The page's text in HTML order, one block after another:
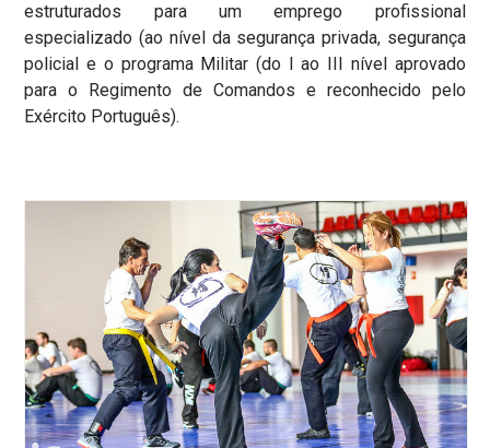
estruturados para um emprego profissional
especializado (ao nível da segurança privada, segurança
policial e o programa Militar (do I ao III nível aprovado
para o Regimento de Comandos e reconhecido pelo
Exército Português).